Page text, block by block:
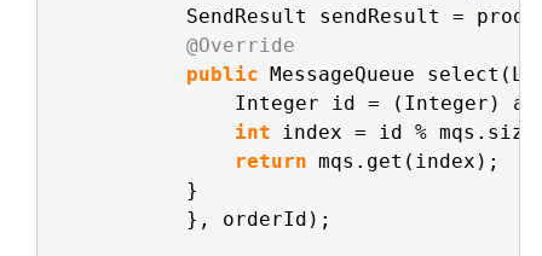
SendResult sendResult =
@Override
public MessageQueue
Integer id = (Integer)
int
index = id %
return mqs.get(index);
}
}, orderId);